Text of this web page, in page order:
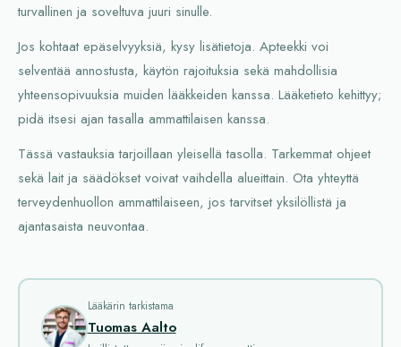
turvallinen ja soveltuva juuri sinulle.
Jos kohtaat epäselvyyksiä, kysy lisätietoja. Apteekki voi
selventää annostusta, käytön rajoituksia sekä mahdollisia
yhteensopivuuksia muiden lääkkeiden kanssa. Lääketieto kehittyy;
pidä itsesi ajan tasalla ammattilaisen kanssa.
Tässä vastauksia tarjoillaan yleisellä tasolla. Tarkemmat ohjeet
sekä lait ja säädökset voivat vaihdella alueittain. Ota yhteyttä
terveydenhuollon ammattilaiseen, jos tarvitset yksilöllistä ja
ajantasaista neuvontaa.
Lääkärin tarkistama
Tuomas Aalto